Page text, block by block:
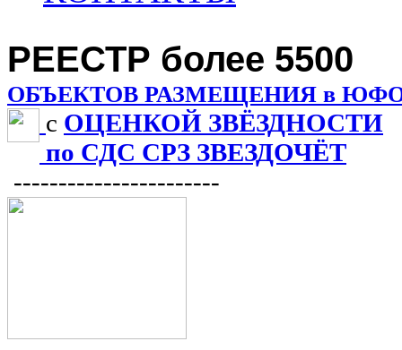
РЕЕСТР более 5500
ОБЪЕКТОВ РАЗМЕЩЕНИЯ в
с ОЦЕНКОЙ ЗВЁЗДНОСТИ
по СДС СРЗ ЗВЕЗДОЧЁТ
-----------------------